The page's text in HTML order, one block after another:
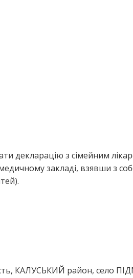
декларацію з сімейним
закладі, взявши з
КАЛУСЬКИЙ район, село